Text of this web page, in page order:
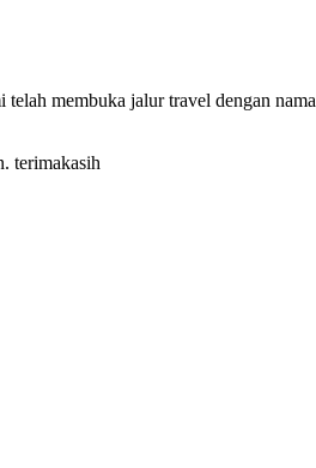
membuka jalur travel dengan nama
terimakasih